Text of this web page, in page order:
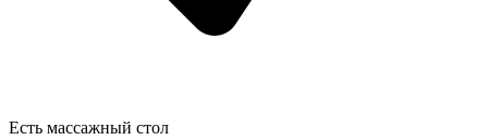
Есть массажный стол